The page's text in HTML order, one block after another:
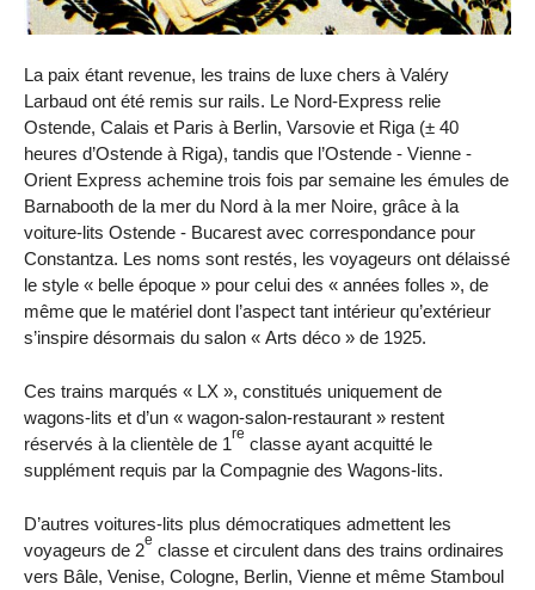
La paix étant revenue, les trains de luxe chers à Valéry
Larbaud ont été remis sur rails. Le Nord-Express relie
Ostende, Calais et Paris à Berlin, Varsovie et Riga (± 40
heures d’Ostende à Riga), tandis que l’Ostende - Vienne -
Orient Express achemine trois fois par semaine les émules de
Barnabooth de la mer du Nord à la mer Noire, grâce à la
voiture-lits Ostende - Bucarest avec correspondance pour
Constantza. Les noms sont restés, les voyageurs ont délaissé
le style « belle époque » pour celui des « années folles », de
même que le matériel dont l’aspect tant intérieur qu’extérieur
s’inspire désormais du salon « Arts déco » de 1925.
Ces trains marqués « LX », constitués uniquement de
wagons-lits et d’un « wagon-salon-restaurant » restent
réservés à la clientèle de 1re classe ayant acquitté le
supplément requis par la Compagnie des Wagons-lits.
D’autres voitures-lits plus démocratiques admettent les
voyageurs de 2e classe et circulent dans des trains ordinaires
vers Bâle, Venise, Cologne, Berlin, Vienne et même Stamboul